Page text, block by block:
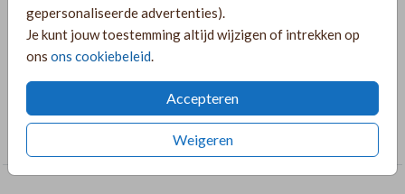
gepersonaliseerde advertenties).
Je kunt jouw toestemming altijd wijzigen of intrekken op
ons ons cookiebeleid.
Accepteren
Weigeren
OMSCHRIJVING
Welkomstbord wit met roest en trouwlogo
COLLECTIE